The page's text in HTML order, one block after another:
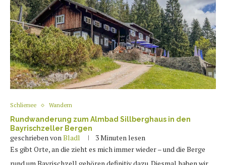
Schliersee Wandern
Rundwanderung zum Almbad Sillberghaus in den
Bayrischzeller Bergen
geschrieben vonBladl
3 Minuten lesen
Es gibt Orte, an die zieht es mich immer wieder – und die Berge